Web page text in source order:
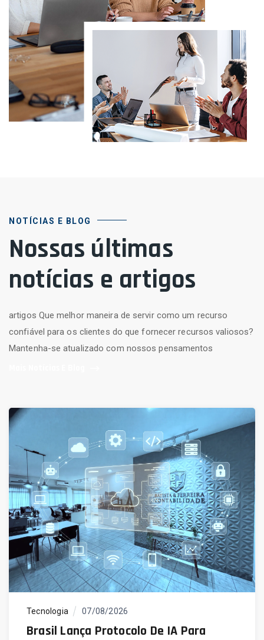
NOTÍCIAS E BLOG
Nossas últimas
notícias e artigos
artigos Que melhor maneira de servir como um recurso
confiável para os clientes do que fornecer recursos valiosos?
Mantenha-se atualizado com nossos pensamentos
Tecnologia 07/08/2026
Brasil Lança Protocolo De IA Para